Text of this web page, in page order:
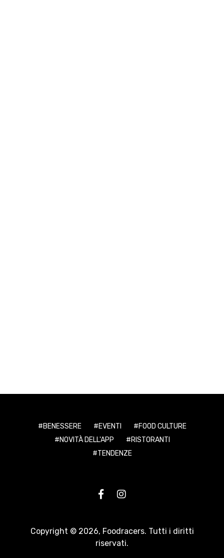
BENESSERE EVENTI
FOOD CULTURE
NOVITÀ DELL'APP
RISTORANTI
TENDENZE
Copyright © 2026, Foodracers. Tutti i diritti
riservati.